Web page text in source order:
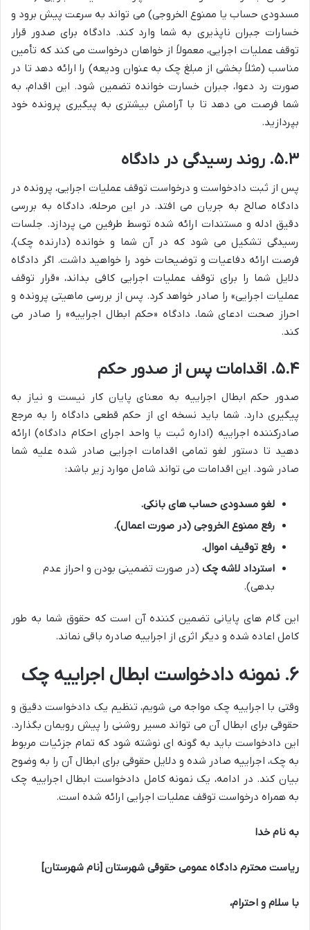
مسدودی حساب یا ممنوع الخروجی) می تواند به سرعت پیش برود و
خسارات جبران ناپذیری به شما وارد کند. دادگاه برای صدور قرار
توقف عملیات اجرایی، معمولاً از خواهان درخواست می کند که تأمین
مناسب (مثلاً بخشی از مبلغ چک به عنوان ودیعه) را ارائه دهد تا در
صورت رد دعوا، جبران خسارت خوانده تضمین شود. این اقدام، به
شما فرصت می دهد تا با آرامش بیشتری به پیگیری پرونده خود
بپردازید.
۵.۳. روند رسیدگی در دادگاه
پس از ثبت دادخواست و درخواست توقف عملیات اجرایی، پرونده در
دادگاه صالح به جریان می افتد. در این مرحله، دادگاه به بررسی
دقیق ادله و مستندات ارائه شده توسط طرفین می پردازد. جلسات
رسیدگی تشکیل می شود که در آن شما و خوانده (دارنده چک)،
فرصت ارائه دفاعیات و توضیحات خود را خواهید داشت. اگر دادگاه
دلایل شما را برای توقف عملیات اجرایی کافی بداند، «قرار توقف
عملیات اجرایی» را صادر خواهد کرد. پس از بررسی ماهیتی پرونده و
احراز صحت ادعای شما، دادگاه «حکم ابطال اجراییه» را صادر می
کند.
۵.۴. اقدامات پس از صدور حکم
صدور حکم ابطال اجراییه به معنای پایان کار نیست و نیاز به
پیگیری دارد. شما باید نسخه ای از حکم قطعی دادگاه را به مرجع
صادرکننده اجراییه (اداره ثبت یا واحد اجرای احکام دادگاه) ارائه
دهید تا دستور لغو تمامی اقدامات اجرایی صادر شده علیه شما
صادر شود. این اقدامات می تواند شامل موارد زیر باشد:
لغو مسدودی حساب های بانکی.
رفع ممنوع الخروجی (در صورت اعمال).
رفع توقیف اموال.
استرداد لاشه چک (در صورت تضمینی بودن و احراز عدم
بدهی).
این گام های پایانی تضمین کننده آن است که حقوق شما به طور
کامل اعاده شده و دیگر اثری از اجراییه صادره باقی نماند.
۶. نمونه دادخواست ابطال اجراییه چک
وقتی با اجراییه چک مواجه می شویم، تنظیم یک دادخواست دقیق و
حقوقی برای ابطال آن می تواند مسیر روشنی را پیش رویمان بگذارد.
این دادخواست باید به گونه ای نوشته شود که تمام جزئیات مربوط
به چک، اجراییه صادر شده و دلایل حقوقی برای ابطال آن را به وضوح
بیان کند. در ادامه، یک نمونه کامل دادخواست ابطال اجراییه چک
به همراه درخواست توقف عملیات اجرایی ارائه شده است.
به نام خدا
ریاست محترم دادگاه عمومی حقوقی شهرستان [نام شهرستان]
با سلام و احترام،